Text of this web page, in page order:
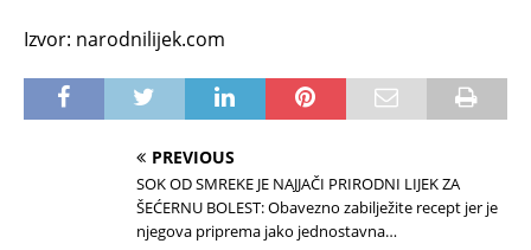
Izvor: narodnilijek.com
PREVIOUS
SOK OD SMREKE JE NAJJAČI PRIRODNI LIJEK ZA
ŠEĆERNU BOLEST: Obavezno zabilježite recept jer je
njegova priprema jako jednostavna…